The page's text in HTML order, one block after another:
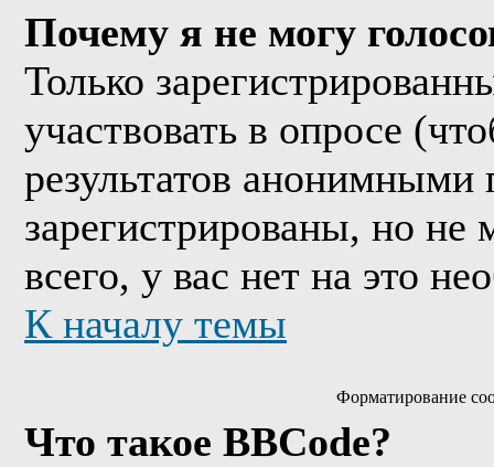
Почему я не могу
Только
участвовать в опросе
результатов
зарегистрированы, но не
всего, у вас нет на это
К началу темы
Форматирование
Что такое BBCode?